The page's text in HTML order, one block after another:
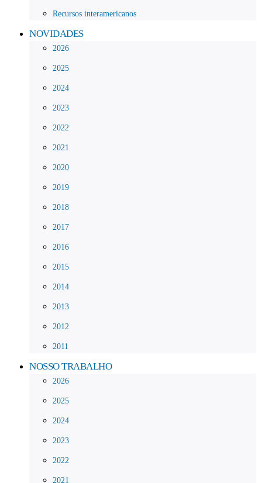
Recursos interamericanos
NOVIDADES
2026
2025
2024
2023
2022
2021
2020
2019
2018
2017
2016
2015
2014
2013
2012
2011
NOSSO TRABALHO
2026
2025
2024
2023
2022
2021